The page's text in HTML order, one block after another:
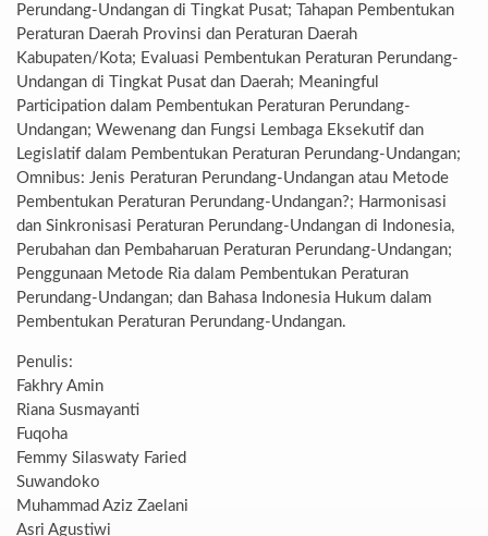
Perundang-Undangan di Tingkat Pusat; Tahapan Pembentukan
Peraturan Daerah Provinsi dan Peraturan Daerah
Kabupaten/Kota; Evaluasi Pembentukan Peraturan Perundang-
Undangan di Tingkat Pusat dan Daerah; Meaningful
Participation dalam Pembentukan Peraturan Perundang-
Undangan; Wewenang dan Fungsi Lembaga Eksekutif dan
Legislatif dalam Pembentukan Peraturan Perundang-Undangan;
Omnibus: Jenis Peraturan Perundang-Undangan atau Metode
Pembentukan Peraturan Perundang-Undangan?; Harmonisasi
dan Sinkronisasi Peraturan Perundang-Undangan di Indonesia,
Perubahan dan Pembaharuan Peraturan Perundang-Undangan;
Penggunaan Metode Ria dalam Pembentukan Peraturan
Perundang-Undangan; dan Bahasa Indonesia Hukum dalam
Pembentukan Peraturan Perundang-Undangan.
Penulis:
Fakhry Amin
Riana Susmayanti
Fuqoha
Femmy Silaswaty Faried
Suwandoko
Muhammad Aziz Zaelani
Asri Agustiwi